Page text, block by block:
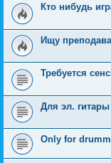
Кто нибудь
Ищу
Требуется
Для эл. гитары
Only for